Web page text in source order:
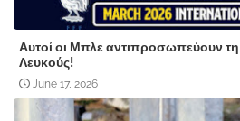
Αυτοί οι Μπλε αντιπροσωπεύουν
Λευκούς!
June 17, 2026